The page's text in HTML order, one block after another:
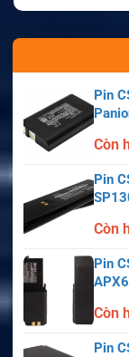
Pin
Còn
Pin
Còn
Pin
Còn
Pin